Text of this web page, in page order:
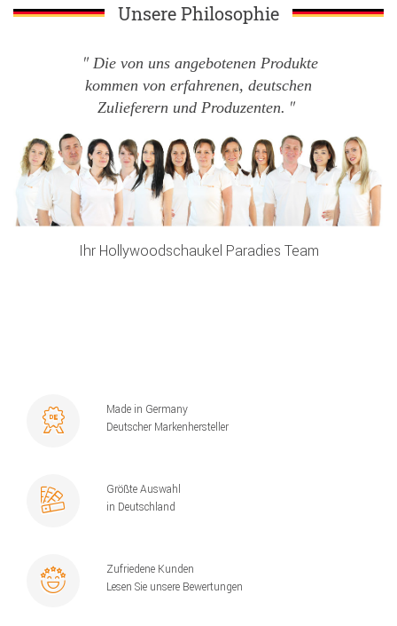
Unsere Philosophie
Die von uns angebotenen Produkte
kommen von erfahrenen, deutschen
Zulieferern und Produzenten.
Ihr Hollywoodschaukel Paradies Team
Made in Germany
Deutscher Markenhersteller
Größte Auswahl
in Deutschland
Zufriedene Kunden
Lesen Sie unsere Bewertungen